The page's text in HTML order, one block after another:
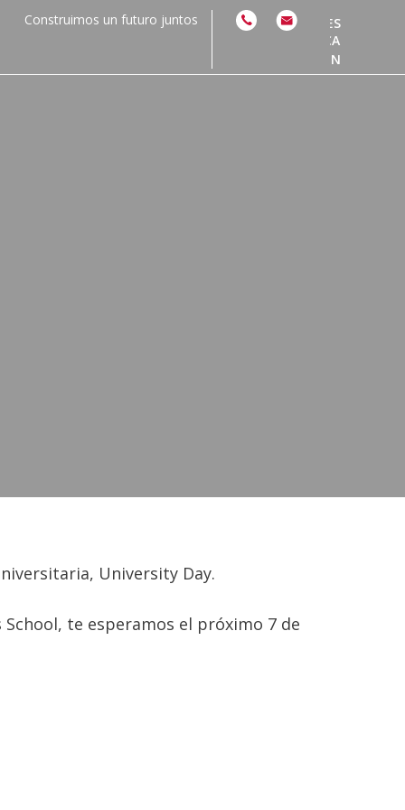
Construimos un futuro juntos
ES
CA
EN
University Day.
te esperamos el próximo 7 de